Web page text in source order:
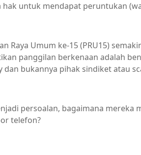
hak untuk mendapat peruntukan
Raya Umum ke-15 (PRU15)
panggilan berkenaan adalah
bukannya pihak sindiket atau
persoalan, bagaimana mereka
telefon?